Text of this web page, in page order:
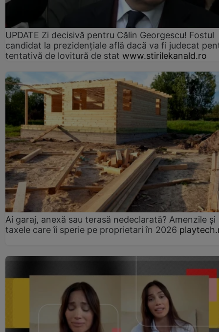
UPDATE Zi decisivă pentru Călin Georgescu! Fostul
candidat la prezidențiale află dacă va fi judecat
tentativă de lovitură de stat www.stirilekanald.ro
Ai garaj, anexă sau terasă nedeclarată? Amenzile și
taxele care îi sperie pe proprietari în 2026